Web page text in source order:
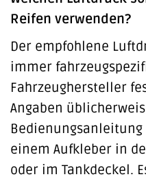
Reifen verwenden?
Der empfohlene
immer
Fahrzeughersteller
Angaben
Bedienungsanleitung
einem Aufkleber in
oder im Tankdeckel.